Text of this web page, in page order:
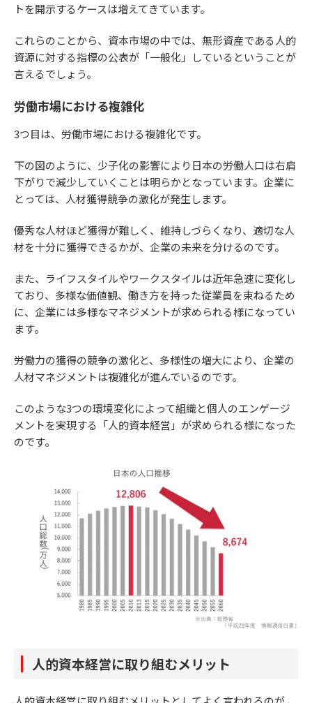
トを開示するケースは増えてきています。
これらのことから、資本市場の中では、無形資産である人的
資源に対する指標の公表が「一般化」しているということが
言えるでしょう。
労働市場における複雑化
3つ目は、労働市場における複雑化です。
下の図のように、少子化の影響により日本の労働人口は右肩
下がりで減少していくことは明らかとなっています。企業に
とっては、人材獲得競争の激化が発生します。
優秀な人材ほど獲得が難しく、維持しづらくなり、適切な人
材を十分に獲得できるかが、企業の未来を分けるのです。
また、ライフスタイルやワークスタイルは近年急速に変化し
ており、多様な価値観、働き方を持った従業員を束ねるため
に、企業には多様なマネジメントが求められる様になってい
ます。
労働力の獲得の競争の激化と、多様性の増大により、企業の
人材マネジメントは複雑化が進んでいるのです。
このような3つの環境変化によって組織と個人のエンゲージ
メントを実現する「人的資本経営」が求められる様になった
のです。
人的資本経営に取り組むメリット